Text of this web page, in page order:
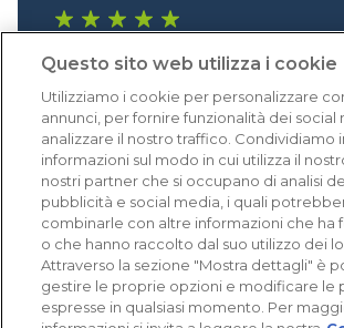
Eccellente (4,8)
Acquisti verificati
Questo sito web utilizza i cookie
Utilizziamo i cookie per personalizzare
annunci, per fornire funzionalità dei social
analizzare il nostro traffico. Condividiamo
informazioni sul modo in cui utilizza il
nostri partner che si occupano di analisi
pubblicità e social media, i quali
combinarle con altre informazioni che ha
o che hanno raccolto dal suo utilizzo dei
Attraverso la sezione "Mostra dettagli" è
gestire le proprie opzioni e modificare le
espresse in qualsiasi momento. Per